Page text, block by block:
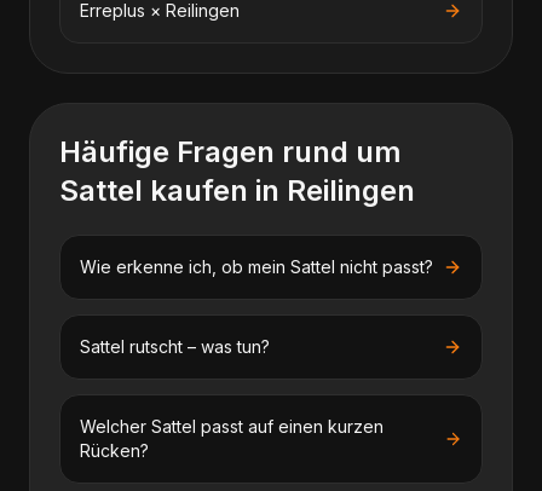
Erreplus × Reilingen
Häufige Fragen rund um
Sattel kaufen in Reilingen
Wie erkenne ich, ob mein Sattel nicht passt?
Sattel rutscht – was tun?
Welcher Sattel passt auf einen kurzen
Rücken?